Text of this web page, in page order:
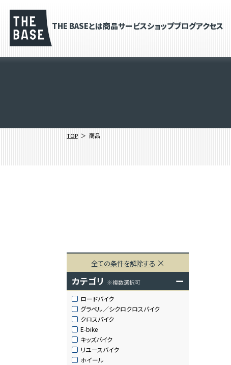
THE BASEとは商品サービスショップブログアクセス
TOP 商品
全ての条件を解除する
カテゴリ ※複数選択可 ー
ロードバイク
グラベル／シクロクロスバイク
クロスバイク
E-bike
キッズバイク
リユースバイク
ホイール